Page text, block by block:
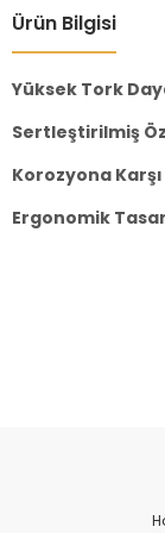
Ürün Bilgisi
Yüksek Tork
Sertleştirilmiş
Korozyona
Ergonomik
Bu ürünün fiyat
Bu ürüne